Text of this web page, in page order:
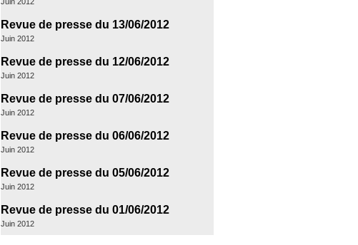
Revue de presse du 13/06/2012
Juin 2012
Revue de presse du 12/06/2012
Juin 2012
Revue de presse du 07/06/2012
Juin 2012
Revue de presse du 06/06/2012
Juin 2012
Revue de presse du 05/06/2012
Juin 2012
Revue de presse du 01/06/2012
Juin 2012